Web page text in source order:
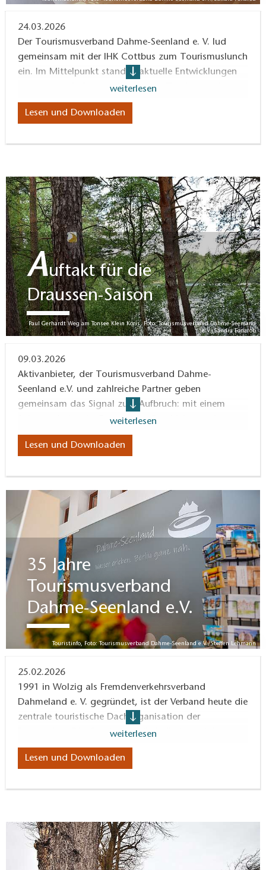
24.03.2026
Der Tourismusverband Dahme-Seenland e. V. lud
gemeinsam mit der IHK Cottbus zum Tourismuslunch
ein. Im Mittelpunkt standen aktuelle Entwicklungen
sowie zentrale Fragestellungen im Tourismus als
bedeutenden Wirtschaftsfaktor der Region.
weiterlesen
Lesen und Downloaden
Paul Gerhardt Weg am Tonsee Klein Köris, Foto: Tourismusverband Dahme-Seenland
e.V./Sandra Fonarob
Auftakt für die
Draussen-Saison
09.03.2026
Aktivanbieter, der Tourismusverband Dahme-
Seenland e.V. und zahlreiche Partner geben
gemeinsam das Signal zum Aufbruch: mit einem
Saisonauftakt, der Bewegung, Geschichte und
geschützte Landschaften erlebbar macht.
weiterlesen
Lesen und Downloaden
Touristinfo, Foto: Tourismusverband Dahme-Seenland e.V./Steffen Lehmann
35 Jahre
Tourismusverband
Dahme-Seenland e.V.
25.02.2026
1991 in Wolzig als Fremdenverkehrsverband
Dahmeland e. V. gegründet, ist der Verband heute die
zentrale touristische Dachorganisation der
Reiseregion. Die Geschäftsstelle befindet sich in
Königs Wusterhausen.
weiterlesen
Lesen und Downloaden